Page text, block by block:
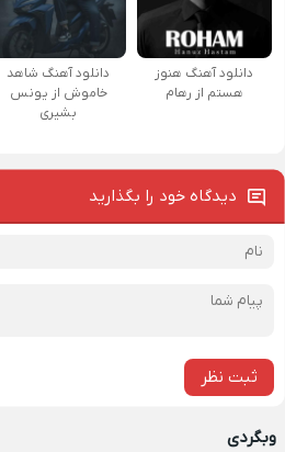
دانلود آهنگ هنوز
هستم از رهام
دانلود آهنگ شاهد
خاموش از یونس
بشیری
دیدگاه خود را بگذارید
ثبت نظر
وبگردی